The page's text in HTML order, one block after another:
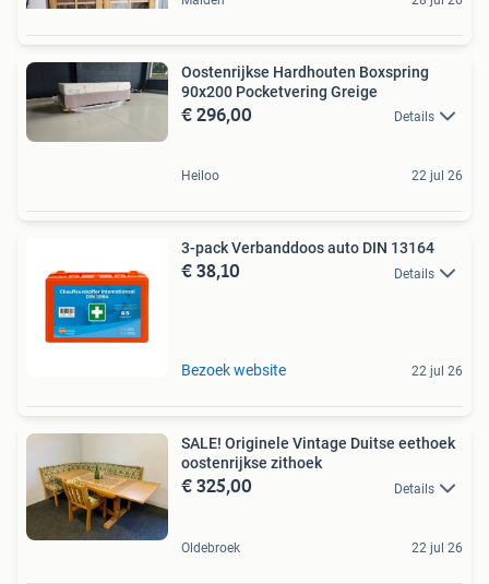
Oostenrijkse Hardhouten Boxspring
90x200 Pocketvering Greige
€ 296,00 Details
Heiloo 22 jul 26
3-pack Verbanddoos auto DIN 13164
€ 38,10 Details
Bezoek website 22 jul 26
SALE! Originele Vintage Duitse eethoek
oostenrijkse zithoek
€ 325,00 Details
Oldebroek 22 jul 26